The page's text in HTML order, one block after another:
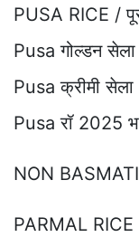
PUSA RICE /
Pusa गोल्डन
Pusa क्रीमी
Pusa रॉ 2025
NON BASMATI
PARMAL RICE